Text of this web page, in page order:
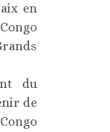
en
du
de